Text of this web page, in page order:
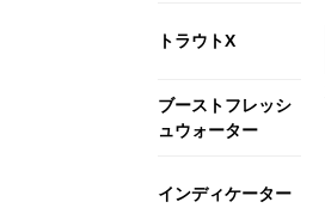
トラウトX
ブーストフレッシ
ュウォーター
インディケーター